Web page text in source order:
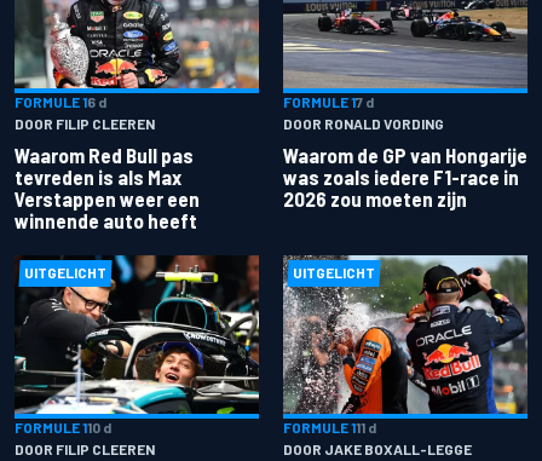
FORMULE 16 d
DOOR FILIP CLEEREN
Waarom Red Bull pas
tevreden is als Max
Verstappen weer een
winnende auto heeft
FORMULE 17 d
DOOR RONALD VORDING
Waarom de GP van Hongarije
was zoals iedere F1-race in
2026 zou moeten zijn
UITGELICHT
FORMULE 110 d
DOOR FILIP CLEEREN
UITGELICHT
FORMULE 111 d
DOOR JAKE BOXALL-LEGGE